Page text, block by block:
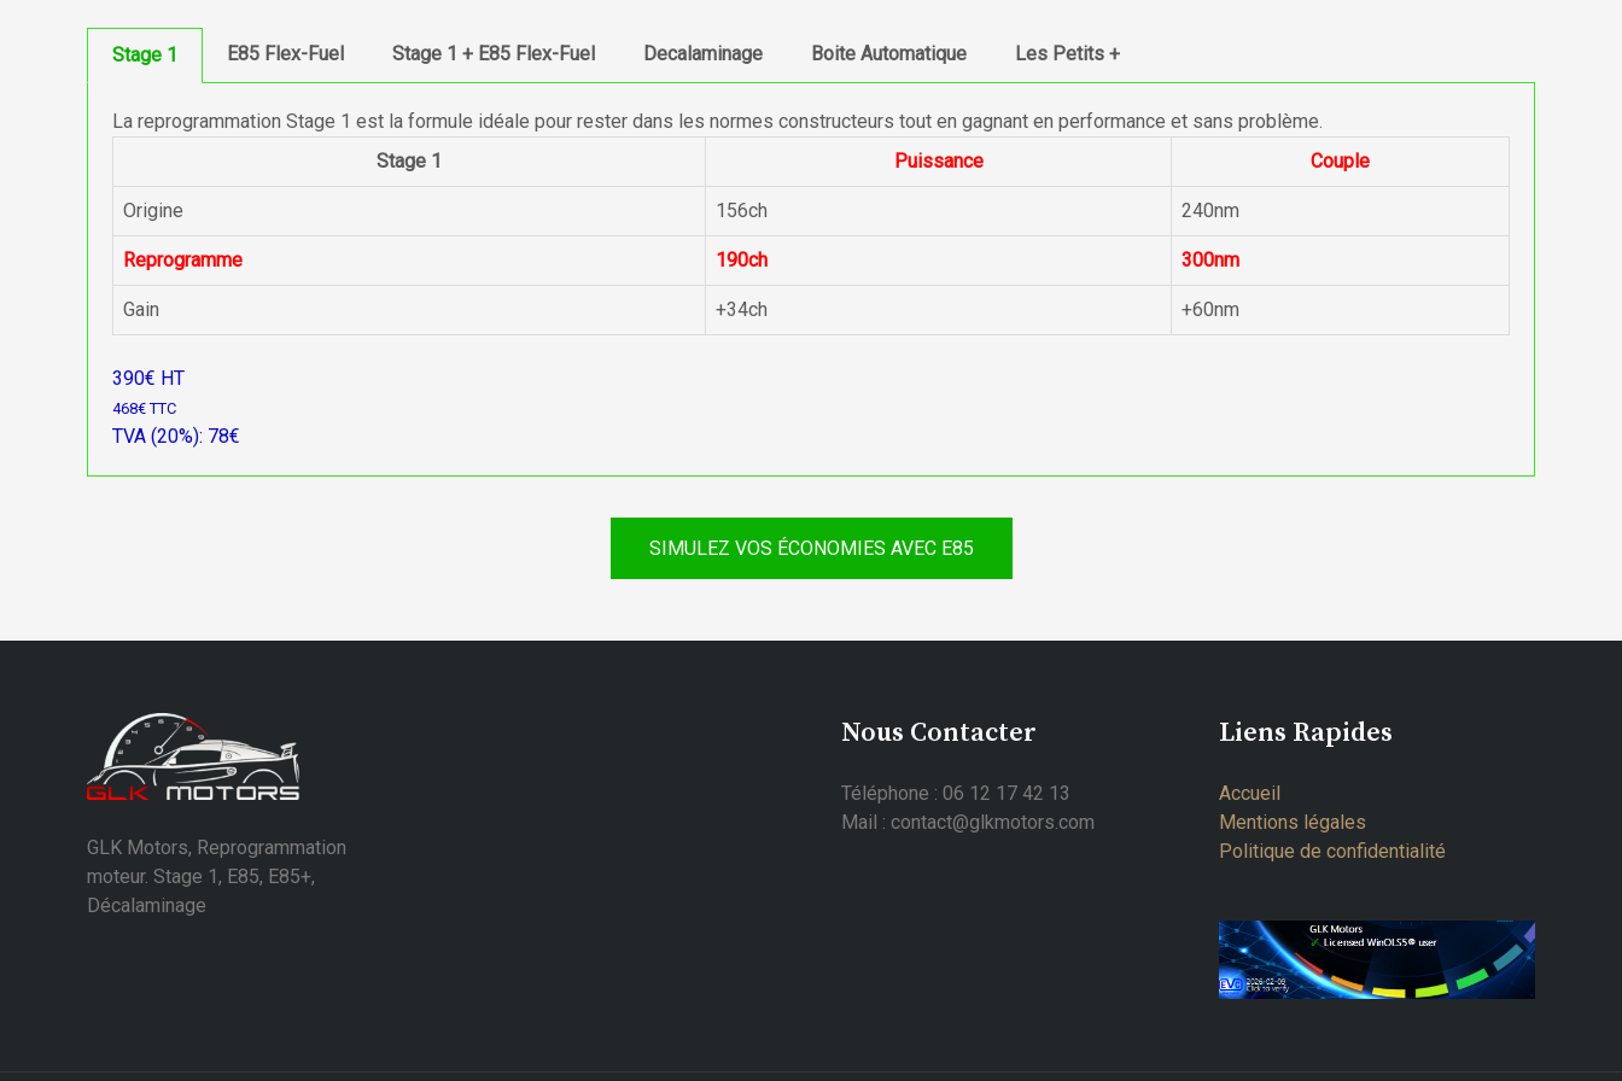
Stage 1 E85 Flex-Fuel Stage 1 + E85 Flex-Fuel Decalaminage Boite Automatique Les Petits +
La reprogrammation Stage 1 est la formule idéale pour rester dans les normes constructeurs tout en gagnant en performance et sans problème.
Stage 1
Puissance Couple
Origine 156ch 240nm
Reprogramme 190ch 300nm
Gain +34ch +60nm
390€ HT
468€ TTC
TVA (20%): 78€
SIMULEZ VOS ÉCONOMIES AVEC E85
GLK Motors, Reprogrammation
moteur. Stage 1, E85, E85+,
Décalaminage
Nous Contacter
Téléphone : 06 12 17 42 13
Mail : contact@glkmotors.com
Liens Rapides
Accueil
Mentions légales
Politique de confidentialité